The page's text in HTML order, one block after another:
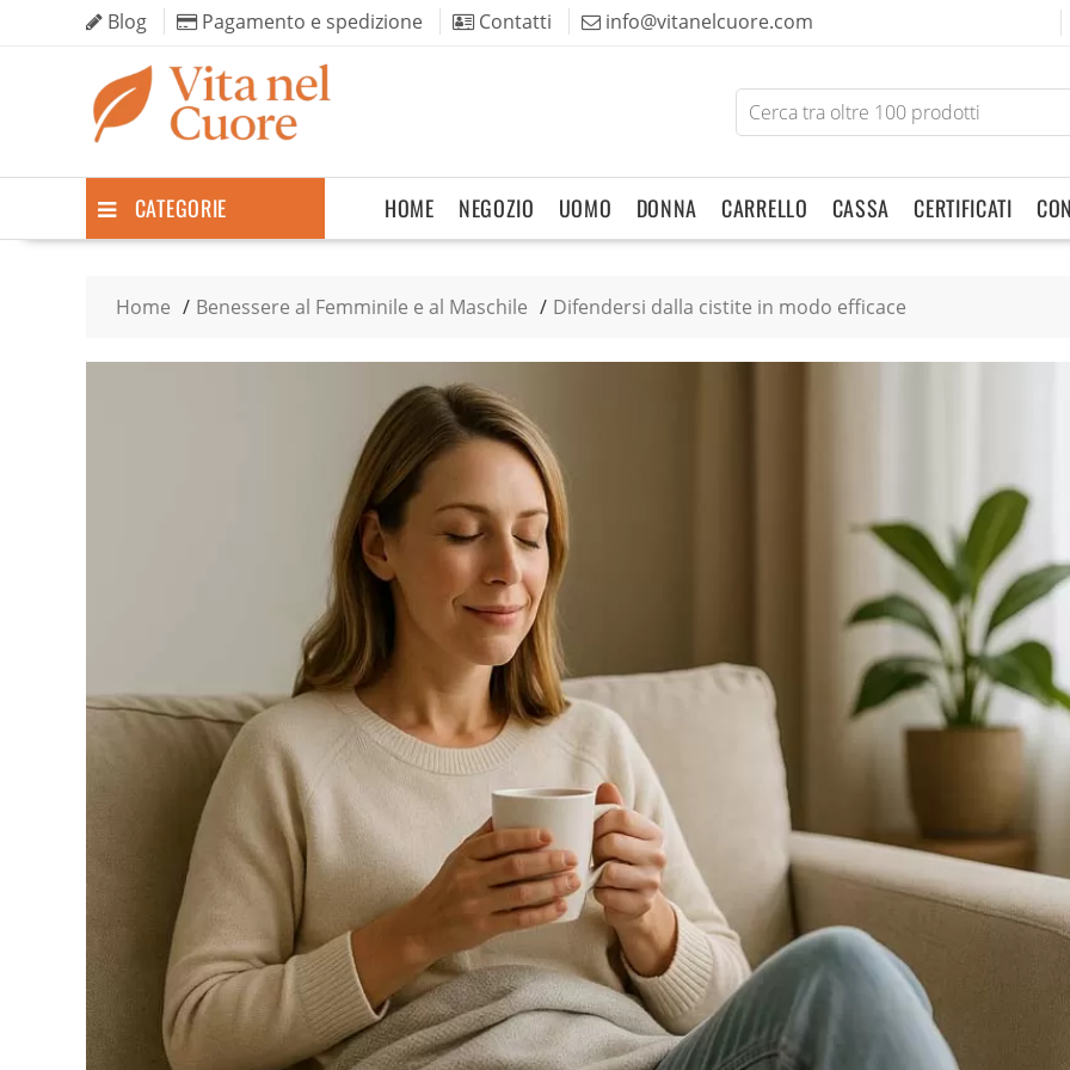
Blog Pagamento e spedizione Contatti info@vitanelcuore.com
Search
for
CATEGORIE HOME NEGOZIO UOMO DONNA CARRELLO CASSA CERTIFICATI
Home Benessere al Femminile e al Maschile Difendersi dalla cistite in modo efficace